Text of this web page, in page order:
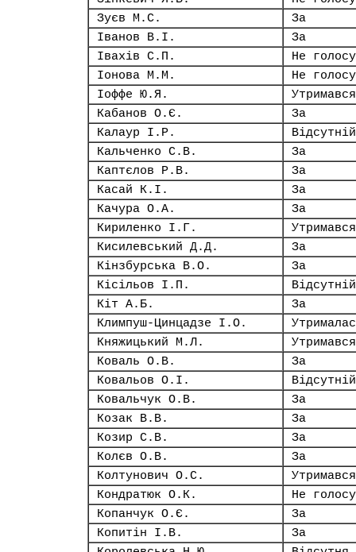
Зуєв М.С.
За
Іванов В.І.
За
Івахів С.П.
Не
Іонова М.М.
Не
Іоффе Ю.Я.
Утримався
Кабанов О.Є.
За
Калаур І.Р.
Відсутній
Кальченко С.В.
За
Каптєлов Р.В.
За
Касай К.І.
За
Качура О.А.
За
Кириленко І.Г.
Утримався
Кисилевський Д.Д.
За
Кінзбурська В.О.
За
Кісільов І.П.
Відсутній
Кіт А.Б.
За
Климпуш-Цинцадзе І.О.
Княжицький М.Л.
Утримався
Коваль О.В.
За
Ковальов О.І.
Відсутній
Ковальчук О.В.
За
Козак В.В.
За
Козир С.В.
За
Колєв О.В.
За
Колтунович О.С.
Утримався
Кондратюк О.К.
Не
Копанчук О.Є.
За
Копитін І.В.
За